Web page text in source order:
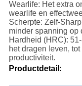
Wearlife: Het extra
wearlife en
Scherpte: Zelf-
minder spanning op
Hardheid (HRC):
het dragen leven,
productiviteit.
Productdetail: